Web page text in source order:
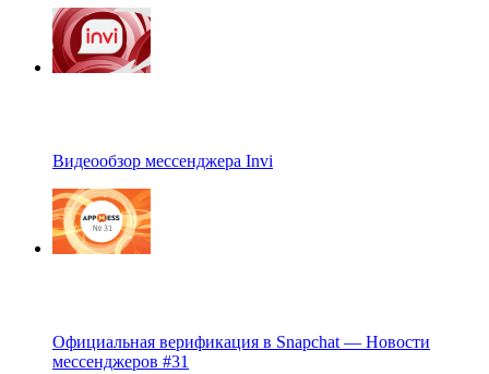
Видеообзор мессенджера Invi
Официальная верификация в Snapchat — Новости
мессенджеров #31